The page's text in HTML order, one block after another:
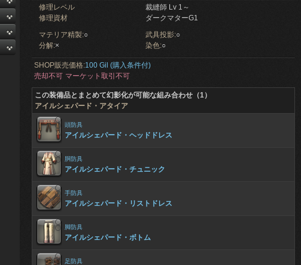
修理レベル
裁縫師 Lv 1～
修理資材
ダークマターG1
マテリア精製:○ 武具投影:○
分解:× 染色:○
SHOP販売価格:100 Gil (購入条件付)
売却不可 マーケット取引不可
この装備品とまとめて幻影化が可能な組み合わせ（1）
アイルシェパード・アタイア
頭防具
アイルシェパード・ヘッドドレス
胴防具
アイルシェパード・チュニック
手防具
アイルシェパード・リストドレス
脚防具
アイルシェパード・ボトム
足防具